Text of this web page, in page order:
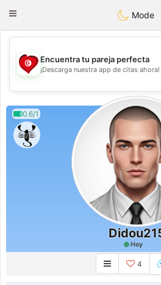
Tunisia
Toggle
Mode
💖
💕
Encuentra tu pareja perfecta
¡Descarga nuestra app de citas ahora!
0.6/1
Hoy
4